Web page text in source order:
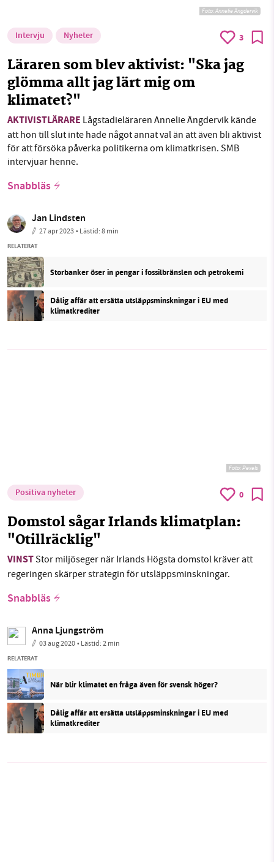
Foto: Annelie Ängdervik
Intervju Nyheter 3
Läraren som blev aktivist: "Ska jag
glömma allt jag lärt mig om
klimatet?"
AKTIVISTLÄRARE Lågstadieläraren Annelie Ängdervik kände
att hon till slut inte hade något annat val än att även bli aktivist
för att försöka påverka politikerna om klimatkrisen. SMB
intervjuar henne.
Snabbläs
Jan Lindsten
27 apr 2023• Lästid:8 min
RELATERAT
Storbanker öser in pengar i fossilbränslen och petrokemi
Dålig affär att ersätta utsläppsminskningar i EU med
klimatkrediter
Foto:Pexels
Positiva nyheter 0
Domstol sågar Irlands klimatplan:
"Otillräcklig"
VINSTStor miljöseger när Irlands Högsta domstol kräver att
regeringen skärper strategin för utsläppsminskningar.
Snabbläs
Anna Ljungström
03 aug 2020• Lästid:2 min
RELATERAT
När blir klimatet en fråga även för svensk höger?
Dålig affär att ersätta utsläppsminskningar i EU med
klimatkrediter